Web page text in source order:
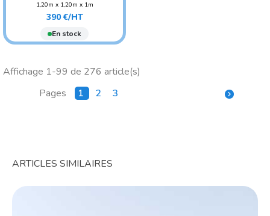
1,20m x 1,20m x 1m
POIDS : 8 KG
AGE CONSEILLÉ : ENFANT
Prix
390 €/HT
En stock
Affichage 1-99 de 276 article(s)
Pages
1 2 3 
ARTICLES SIMILAIRES